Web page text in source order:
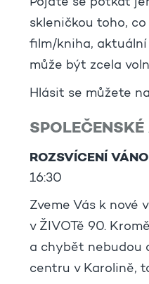
Pojďte se potkat
skleničkou toho,
film/kniha, aktuální
může být zcela
Hlásit se můžete
SPOLEČENSKÉ
ROZSVÍCENÍ
16:30
Zveme Vás k nové
v ŽIVOTě 90.
a chybět nebudou
centru v Karolině,